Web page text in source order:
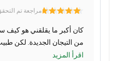
زراعة الشعر واللحية من قبل
بين المرضى من المملكة المتحدة
والأرجنتين.
مراجعة تم
كان أكبر ما يقلقني هو كيف
من التيجان الجديدة. لكن
الاهتمام. فحص عضة أسناني
اقرأ المزيد